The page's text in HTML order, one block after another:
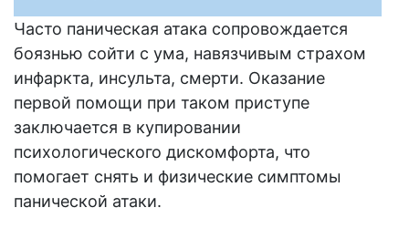
Часто паническая атака сопровождается
боязнью сойти с ума, навязчивым страхом
инфаркта, инсульта, смерти. Оказание
первой помощи при таком приступе
заключается в купировании
психологического дискомфорта, что
помогает снять и физические симптомы
панической атаки.